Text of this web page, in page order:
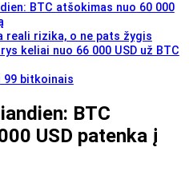
BTC atšokimas nuo 60 000
reali rizika, o ne pats žygis
keliai nuo 66 000 USD už BTC
bitkoinais
BTC
USD patenka į